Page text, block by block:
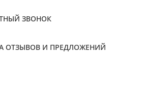
ЗВОНОК
ОТЗЫВОВ И ПРЕДЛОЖЕНИЙ